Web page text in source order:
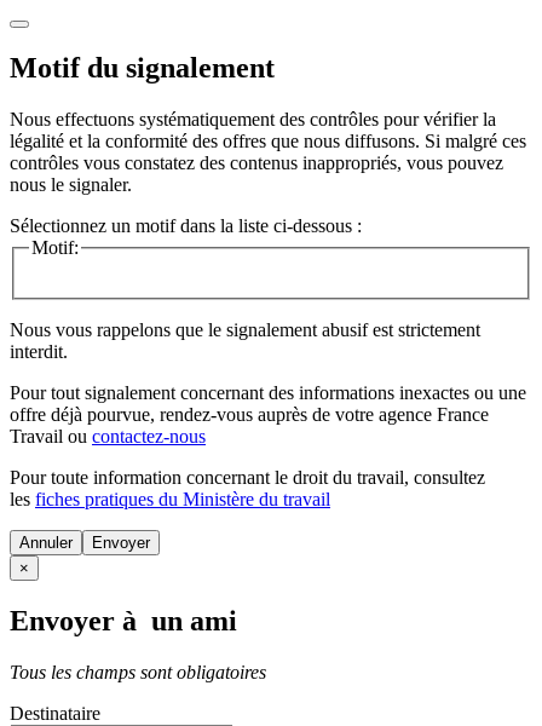
Motif du signalement
Nous effectuons systématiquement des contrôles pour vérifier la
légalité et la conformité des offres que nous diffusons. Si malgré ces
contrôles vous constatez des contenus inappropriés, vous pouvez
nous le signaler.
Sélectionnez un motif dans la liste ci-dessous :
Motif:
Nous vous rappelons que le signalement abusif est strictement
interdit.
Pour tout signalement concernant des informations inexactes ou une
offre déjà pourvue, rendez-vous auprès de votre agence France
Travail ou contactez-nous
Pour toute information concernant le droit du travail, consultez
les fiches pratiques du Ministère du travail
Annuler
×
Envoyer à un ami
Tous les champs sont obligatoires
Destinataire